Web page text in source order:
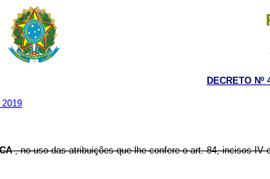
DECRETO
2019
, no uso das atribuições que lhe confere o art. 84, incisos